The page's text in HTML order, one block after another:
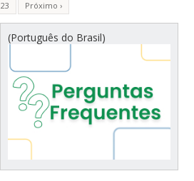
23 Próximo ›
(Português do Brasil)